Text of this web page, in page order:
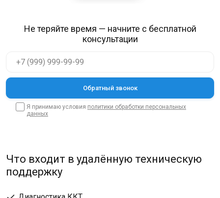
Не теряйте время — начните с бесплатной
консультации
Я принимаю условия политики обработки персональных
данных
Что входит в удалённую техническую
поддержку